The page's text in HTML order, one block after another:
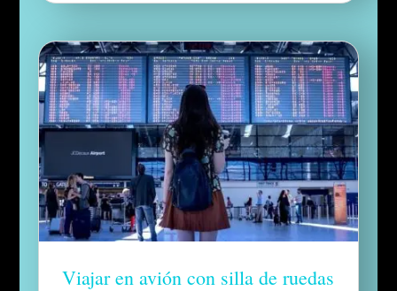
Viajar en avión con silla de ruedas